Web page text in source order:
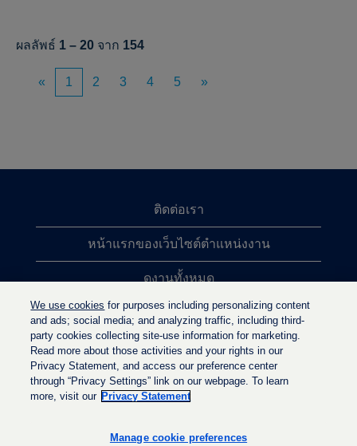
ผลลัพธ์ 1 – 20 จาก 154
« 1 2 3 4 5 »
ติดต่อเรา
หน้าแรกของเว็บไซต์ตำแหน่งงาน
ดูงานทั้งหมด
การค้นหาตำแหน่งงานยอดนิยม
นโยบายความเป็นส่วนตัว
ด
ด
We use cookies for purposes including personalizing content
and ads; social media; and analyzing traffic, including third-
party cookies collecting site-use information for marketing.
Read more about those activities and your rights in our
Privacy Statement, and access our preference center
through “Privacy Settings” link on our webpage. To learn
more, visit our Privacy Statement
Manage cookie preferences